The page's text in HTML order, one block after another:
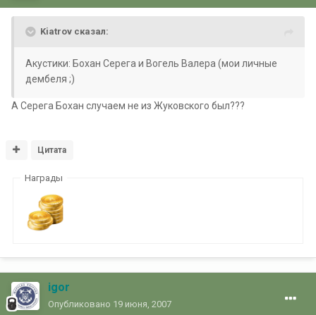
Kiatrov сказал:
Акустики: Бохан Серега и Вогель Валера (мои личные
дембеля ;)
А Серега Бохан случаем не из Жуковского был???
Цитата
Награды
igor
Опубликовано 19 июня, 2007